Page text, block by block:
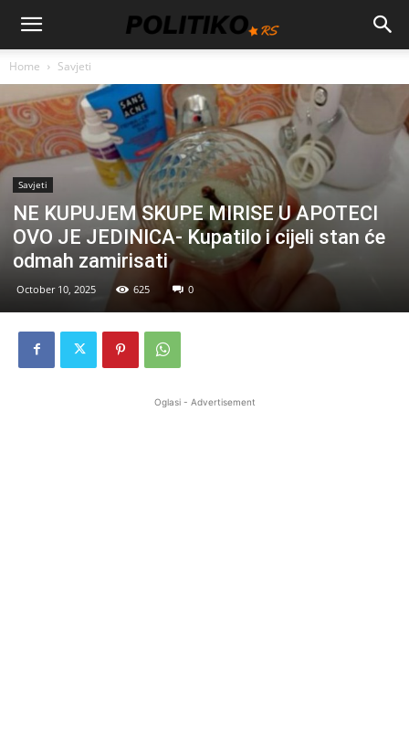
Home Savjeti
Savjeti
NE KUPUJEM SKUPE MIRISE U APOTECI
OVO JE JEDINICA- Kupatilo i cijeli stan će
odmah zamirisati
October 10, 2025 625 0
Oglasi - Advertisement